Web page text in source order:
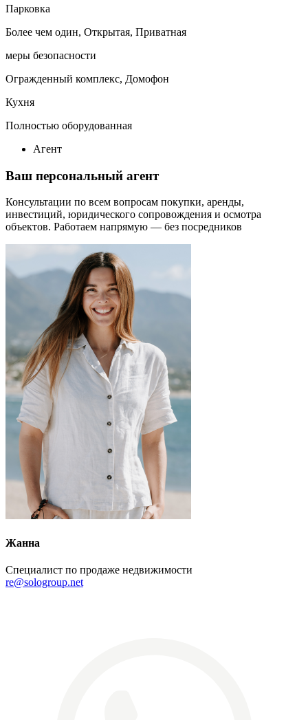
Парковка
Более чем один, Открытая, Приватная
меры безопасности
Огражденный комплекс, Домофон
Кухня
Полностью оборудованная
Агент
Ваш персональный агент
Консультации по всем вопросам покупки, аренды,
инвестиций, юридического сопровождения и осмотра
объектов. Работаем напрямую — без посредников
Жанна
Специалист по продаже недвижимости
re@sologroup.net